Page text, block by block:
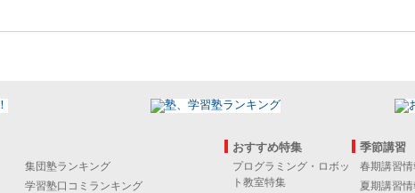
集団塾ランキング
学習塾口コミランキング
おすすめ特集
プログラミング・ロボッ
ト教室特集
季節講習
春期講習
夏期講習